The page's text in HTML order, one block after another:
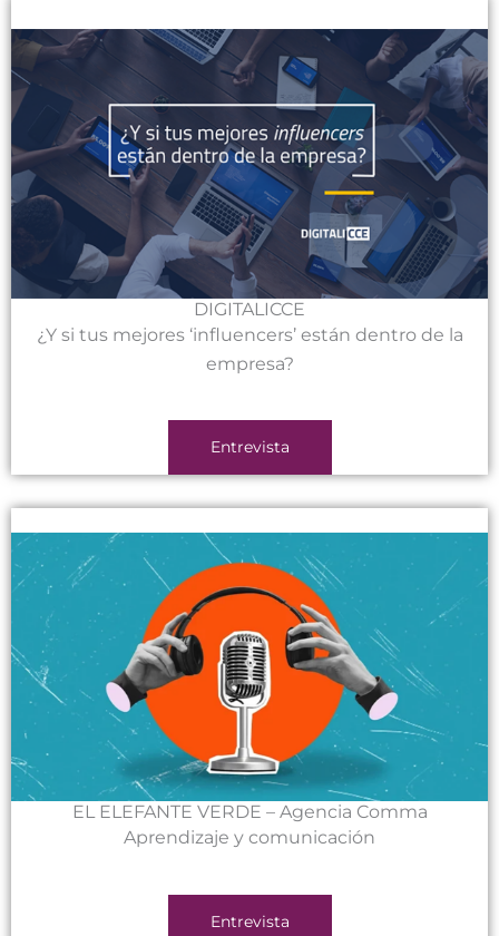
DIGITALICCE
¿Y si tus mejores ‘influencers’ están dentro de la
empresa?
Entrevista
EL ELEFANTE VERDE – Agencia Comma
Aprendizaje y comunicación
Entrevista